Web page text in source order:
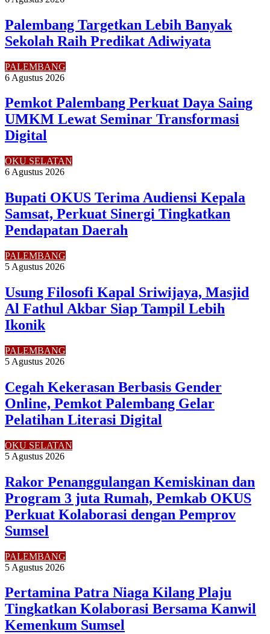
Palembang Targetkan Lebih Banyak
Sekolah Raih Predikat Adiwiyata
PALEMBANG
6 Agustus 2026
Pemkot Palembang Perkuat Daya Saing
UMKM Lewat Seminar Transformasi
Digital
OKU SELATAN
6 Agustus 2026
Bupati OKUS Terima Audiensi Kepala
Samsat, Perkuat Sinergi Tingkatkan
Pendapatan Daerah
PALEMBANG
5 Agustus 2026
Usung Filosofi Kapal Sriwijaya, Masjid
Al Fathul Akbar Siap Tampil Lebih
Ikonik
PALEMBANG
5 Agustus 2026
Cegah Kekerasan Berbasis Gender
Online, Pemkot Palembang Gelar
Pelatihan Literasi Digital
OKU SELATAN
5 Agustus 2026
Rakor Penanggulangan Kemiskinan dan
Program 3 juta Rumah, Pemkab OKUS
Perkuat Kolaborasi dengan Pemprov
Sumsel
PALEMBANG
5 Agustus 2026
Pertamina Patra Niaga Kilang Plaju
Tingkatkan Kolaborasi Bersama Kanwil
Kemenkum Sumsel